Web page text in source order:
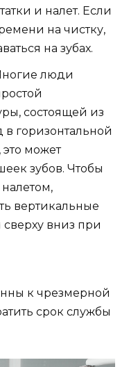
и налет. Если
на чистку,
на зубах.
люди
состоящей из
горизонтальной
может
зубов. Чтобы
вертикальные
вниз при
к чрезмерной
срок службы